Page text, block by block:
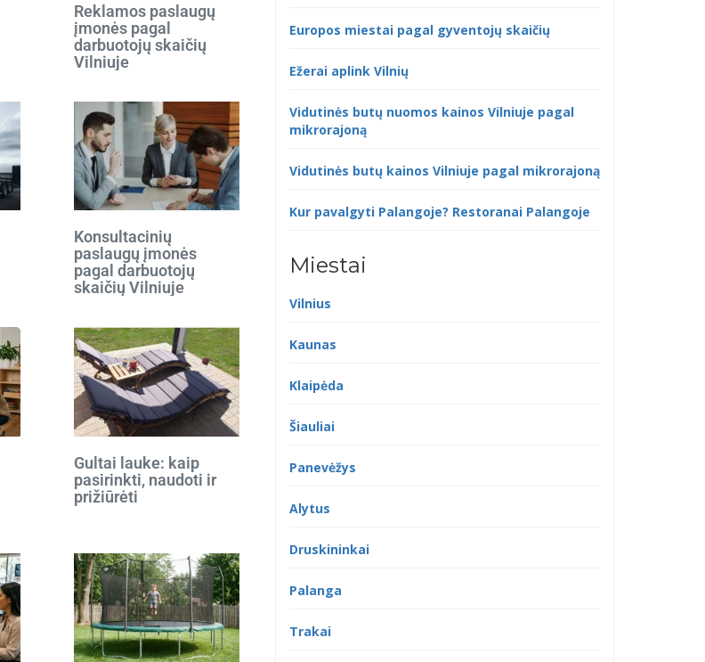
Reklamos paslaugų
įmonės pagal
darbuotojų skaičių
Vilniuje
Konsultacinių
paslaugų įmonės
pagal darbuotojų
skaičių Vilniuje
Gultai lauke: kaip
pasirinkti, naudoti ir
prižiūrėti
Europos miestai pagal gyventojų skaičių
Ežerai aplink Vilnių
Vidutinės butų nuomos kainos Vilniuje pagal
mikrorajoną
Vidutinės butų kainos Vilniuje pagal mikrorajoną
Kur pavalgyti Palangoje? Restoranai Palangoje
Miestai
Vilnius
Kaunas
Klaipėda
Šiauliai
Panevėžys
Alytus
Druskininkai
Palanga
Trakai